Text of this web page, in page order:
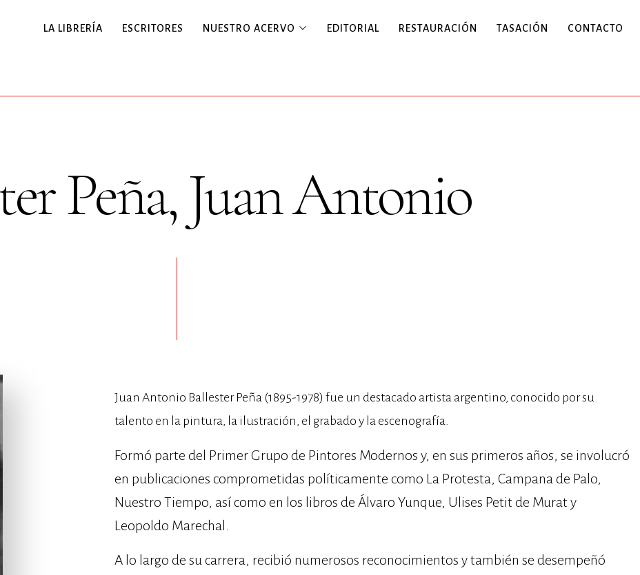
LA LIBRERÍA ESCRITORES NUESTRO ACERVO EDITORIAL RESTAURACIÓN TASACIÓN CONTACTO
Peña, Juan Antonio
Juan Antonio Ballester Peña (1895-1978) fue un destacado artista argentino, conocido por su
talento en la pintura, la ilustración, el grabado y la escenografía.
Formó parte del Primer Grupo de Pintores Modernos y, en sus primeros años, se involucró
en publicaciones comprometidas políticamente como La Protesta, Campana de Palo,
Nuestro Tiempo, así como en los libros de Álvaro Yunque, Ulises Petit de Murat y
Leopoldo Marechal.
A lo largo de su carrera, recibió numerosos reconocimientos y también se desempeñó